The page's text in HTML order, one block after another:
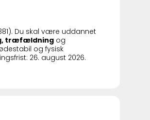
Du skal være uddannet
træfældning og
og fysisk
26. august 2026.